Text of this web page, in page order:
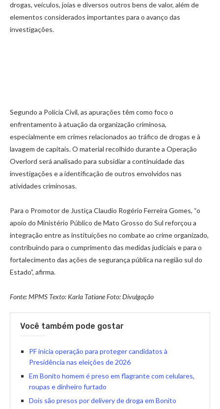
drogas, veículos, joias e diversos outros bens de valor, além de
elementos considerados importantes para o avanço das
investigações.
Segundo a Polícia Civil, as apurações têm como foco o
enfrentamento à atuação da organização criminosa,
especialmente em crimes relacionados ao tráfico de drogas e à
lavagem de capitais. O material recolhido durante a Operação
Overlord será analisado para subsidiar a continuidade das
investigações e a identificação de outros envolvidos nas
atividades criminosas.
Para o Promotor de Justiça Claudio Rogério Ferreira Gomes, “o
apoio do Ministério Público de Mato Grosso do Sul reforçou a
integração entre as instituições no combate ao crime organizado,
contribuindo para o cumprimento das medidas judiciais e para o
fortalecimento das ações de segurança pública na região sul do
Estado”, afirma.
Fonte: MPMS Texto: Karla Tatiane Foto: Divulgação
Você também pode gostar
PF inicia operação para proteger candidatos à
Presidência nas eleições de 2026
Em Bonito homem é preso em flagrante com celulares,
roupas e dinheiro furtado
Dois são presos por delivery de droga em Bonito